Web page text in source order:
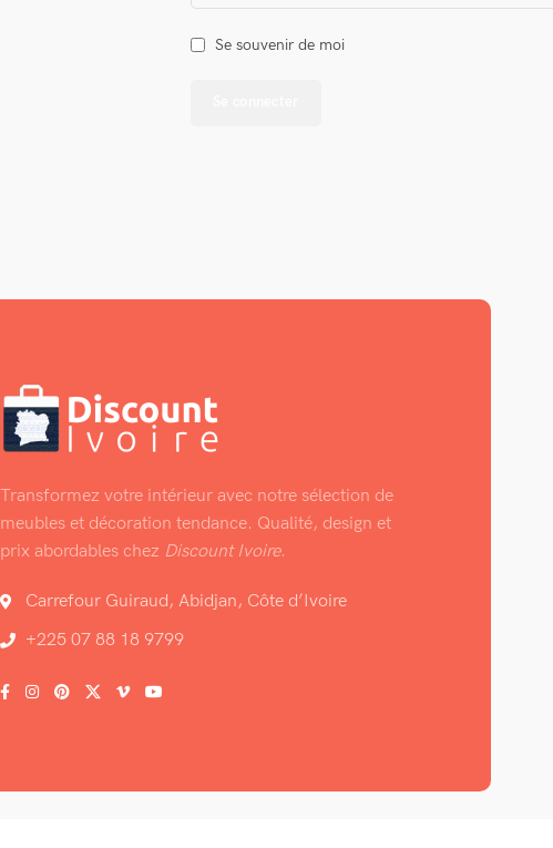
Se souvenir de moi
Transformez votre intérieur avec notre sélection de
meubles et décoration tendance. Qualité, design et
prix abordables chez Discount Ivoire.
Carrefour Guiraud, Abidjan, Côte d’Ivoire
+225 07 88 18 9799